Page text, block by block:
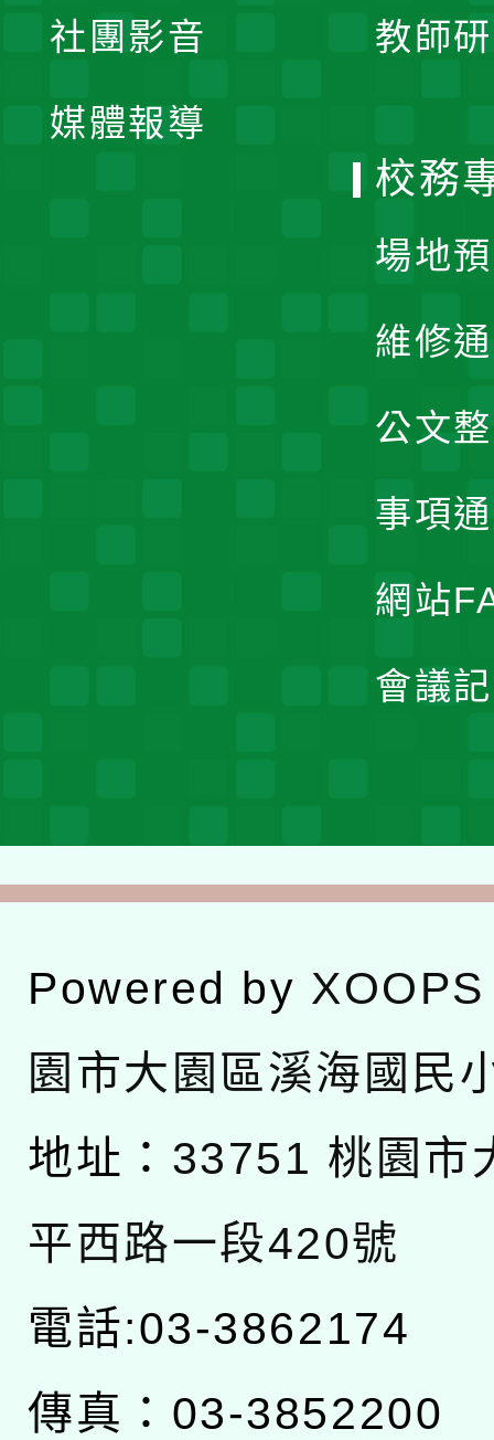
教師
社團影音
媒體報導
校務
場地
維修
公文
事項
網站
會議
Powered by XOOPS
園市大園區溪海國民
地址： 33751 桃園市
平西路一段420號
電話:03-3862174
傳真：03-3852200